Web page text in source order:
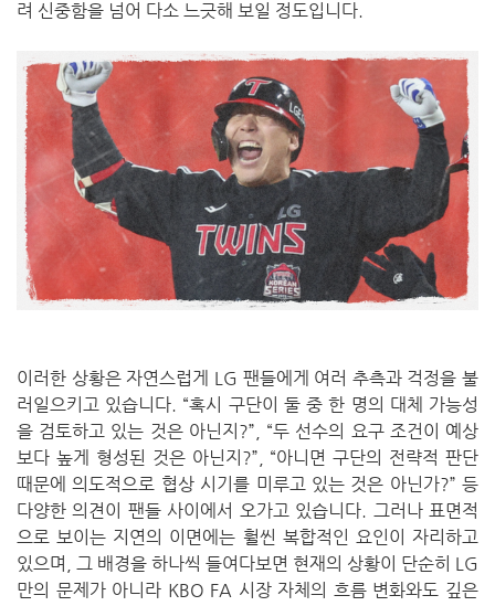
려 신중함을 넘어 다소 느긋해 보일 정도입니다.
이러한 상황은 자연스럽게 LG 팬들에게 여러 추측과 걱정을 불
러일으키고 있습니다. “혹시 구단이 둘 중 한 명의 대체 가능성
을 검토하고 있는 것은 아닌지?”, “두 선수의 요구 조건이 예상
보다 높게 형성된 것은 아닌지?”, “아니면 구단의 전략적 판단
때문에 의도적으로 협상 시기를 미루고 있는 것은 아닌가?” 등
다양한 의견이 팬들 사이에서 오가고 있습니다. 그러나 표면적
으로 보이는 지연의 이면에는 훨씬 복합적인 요인이 자리하고
있으며, 그 배경을 하나씩 들여다보면 현재의 상황이 단순히 LG
만의 문제가 아니라 KBO FA 시장 자체의 흐름 변화와도 깊은